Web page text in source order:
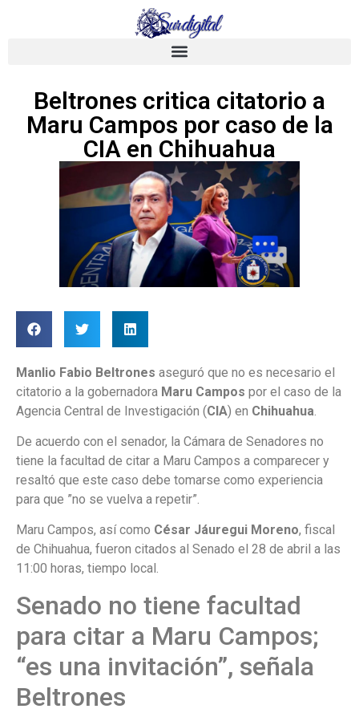
Beltrones critica citatorio a
Maru Campos por caso de la
CIA en Chihuahua
Manlio Fabio Beltrones aseguró que no es necesario el
citatorio a la gobernadora Maru Campos por el caso de la
Agencia Central de Investigación (CIA) en Chihuahua
De acuerdo con el senador, la Cámara de Senadores no
tiene la facultad de citar a Maru Campos a comparecer y
resaltó que este caso debe tomarse como experiencia
para que ”no se vuelva a repetir”.
Maru Campos, así como César Jáuregui Moreno, fiscal
de Chihuahua, fueron citados al Senado el 28 de abril a las
11:00 horas, tiempo local.
Senado no tiene facultad
para citar a Maru Campos;
“es una invitación”, señala
Beltrones